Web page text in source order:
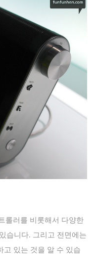
롤러를 비롯해서 다양한
습니다. 그리고 전면에는
고 있는 것을 알 수 있습